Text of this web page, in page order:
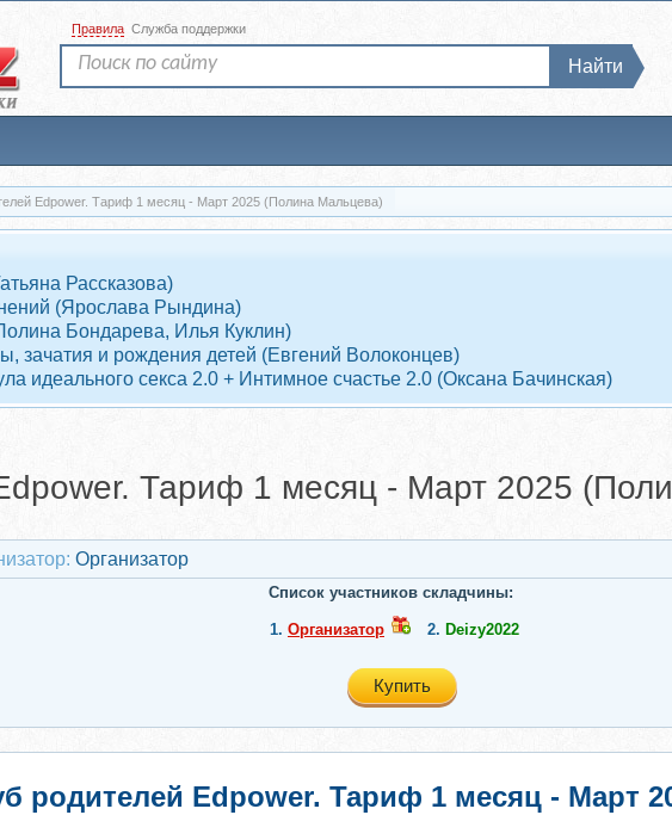
Правила Служба поддержки
Найти
Edpower. Тариф 1 месяц - Март 2025 (Полина Мальцева)
Рассказова)
(Ярослава Рындина)
Бондарева, Илья Куклин)
зачатия и рождения детей (Евгений Волоконцев)
идеального секса 2.0 + Интимное счастье 2.0 (Оксана Бачинская)
Тариф 1 месяц - Март 2025
Организатор
Список участников складчины:
1. Организатор 2. Deizy2022
Купить
родителей Edpower. Тариф 1 месяц - Март